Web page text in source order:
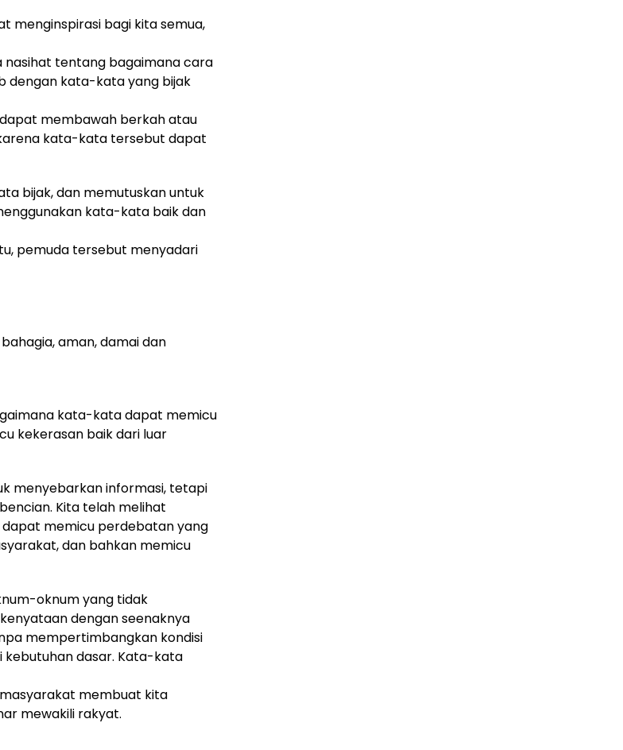
menginspirasi bagi kita semua,
nasihat tentang bagaimana cara
dengan kata-kata yang bijak
membawah berkah atau
kata-kata tersebut dapat
bijak, dan memutuskan untuk
kata-kata baik dan
pemuda tersebut menyadari
aman, damai dan
kata-kata dapat memicu
kekerasan baik dari luar
menyebarkan informasi, tetapi
Kita telah melihat
memicu perdebatan yang
dan bahkan memicu
oknum yang tidak
dengan seenaknya
mempertimbangkan kondisi
kebutuhan dasar. Kata-kata
membuat kita
mewakili rakyat.